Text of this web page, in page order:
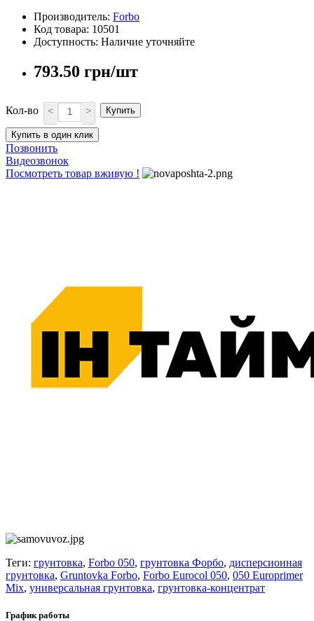
Производитель: Forbo
Код товара: 10501
Доступность: Наличие уточняйте
793.50 грн/шт
Кол-во < > Купить
Купить в один клик
Позвонить
Видеозвонок
Посмотреть товар вживую !
Теги: грунтовка, Forbo 050, грунтовка Форбо, дисперсионная
грунтовка, Gruntovka Forbo, Forbo Eurocol 050, 050 Europrimer
Mix, универсальная грунтовка, грунтовка-концентрат
График работы